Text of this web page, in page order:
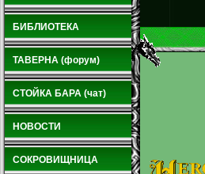
БИБЛИОТЕКА
ТАВЕРНА (форум)
СТОЙКА БАРА (чат)
НОВОСТИ
СОКРОВИЩНИЦА